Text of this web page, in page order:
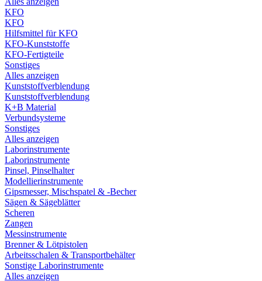
KFO
KFO
Hilfsmittel für KFO
KFO-Kunststoffe
KFO-Fertigteile
Sonstiges
Alles anzeigen
Kunststoffverblendung
Kunststoffverblendung
K+B Material
Verbundsysteme
Sonstiges
Alles anzeigen
Laborinstrumente
Laborinstrumente
Pinsel, Pinselhalter
Modellierinstrumente
Gipsmesser, Mischspatel & -Becher
Sägen & Sägeblätter
Scheren
Zangen
Messinstrumente
Brenner & Lötpistolen
Arbeitsschalen & Transportbehälter
Sonstige Laborinstrumente
Alles anzeigen